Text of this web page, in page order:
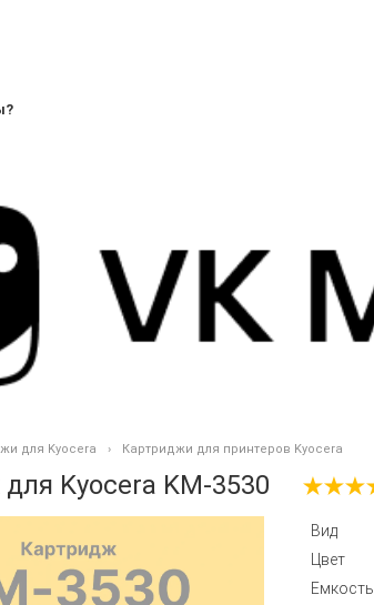
для Kyocera Картриджи для принтеров Kyocera
Kyocera KM-3530
Вид
Цвет
Емкость